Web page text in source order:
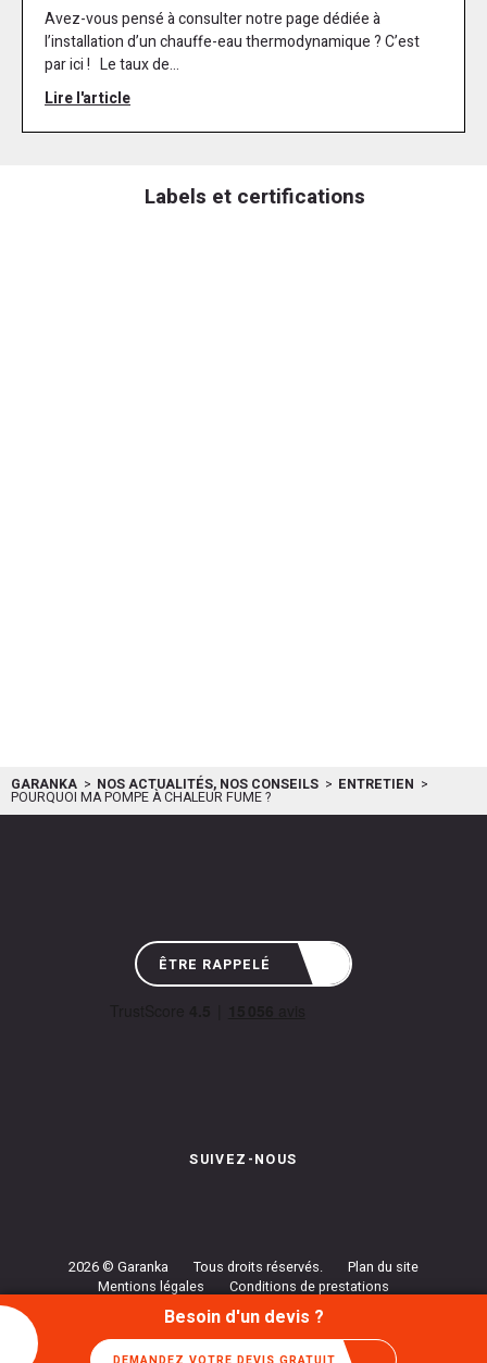
Avez-vous pensé à consulter notre page dédiée à
l’installation d’un chauffe-eau thermodynamique ? C’est
par ici ! Le taux de...
Lire l'article
Besoin d'un devis ?
DEMANDEZ VOTRE DEVIS GRATUIT
Labels et certifications
GARANKA NOS ACTUALITÉS, NOS CONSEILS ENTRETIEN
POURQUOI MA POMPE À CHALEUR FUME ?
ÊTRE RAPPELÉ
SUIVEZ-NOUS
2026 © Garanka Tous droits réservés.
Plan du site
Mentions légales
Conditions de prestations
Politique de confidentialité
Gestion des cookies